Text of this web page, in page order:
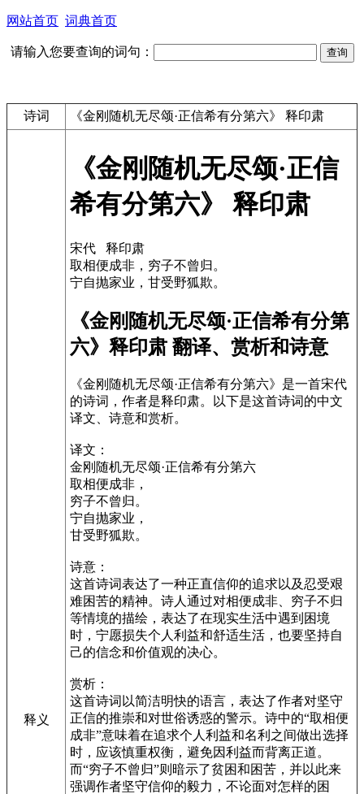
网站首页 词典首页
请输入您要查询的词句：
诗词 《金刚随机无尽颂·正信希有分第六》 释印肃
释义
《金刚随机无尽颂·正信
希有分第六》 释印肃
宋代 释印肃
取相便成非，穷子不曾归。
宁自抛家业，甘受野狐欺。
《金刚随机无尽颂·正信希有分第
六》释印肃 翻译、赏析和诗意
《金刚随机无尽颂·正信希有分第六》是一首宋代
的诗词，作者是释印肃。以下是这首诗词的中文
译文、诗意和赏析。
译文：
金刚随机无尽颂·正信希有分第六
取相便成非，
穷子不曾归。
宁自抛家业，
甘受野狐欺。
诗意：
这首诗词表达了一种正直信仰的追求以及忍受艰
难困苦的精神。诗人通过对相便成非、穷子不归
等情境的描绘，表达了在现实生活中遇到困境
时，宁愿损失个人利益和舒适生活，也要坚持自
己的信念和价值观的决心。
赏析：
这首诗词以简洁明快的语言，表达了作者对坚守
正信的推崇和对世俗诱惑的警示。诗中的“取相便
成非”意味着在追求个人利益和名利之间做出选择
时，应该慎重权衡，避免因利益而背离正道。
而“穷子不曾归”则暗示了贫困和困苦，并以此来
强调作者坚守信仰的毅力，不论面对怎样的困